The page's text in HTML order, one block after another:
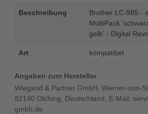
Beschreibung
Brother LC-985 -
MultiPack
gelb' - Digital
Art kompatibel
Angaben zum Hersteller
Wiegand & Partner GmbH, Werner-von-
82140 Olching, Deutschland, E-Mail:
gmbh.de